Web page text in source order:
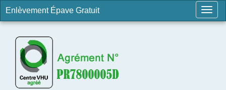
Enlèvement Épave Gratuit